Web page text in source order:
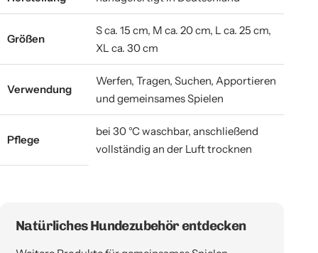
Größen
S ca. 15 cm, M ca. 20 cm, L ca. 25 cm,
XL ca. 30 cm
Verwendung
Werfen, Tragen, Suchen, Apportieren
und gemeinsames Spielen
Pflege
bei 30 °C waschbar, anschließend
vollständig an der Luft trocknen
Natürliches Hundezubehör entdecken